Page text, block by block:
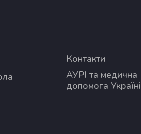
Контакти
АУРІ та медична
допомога Україні